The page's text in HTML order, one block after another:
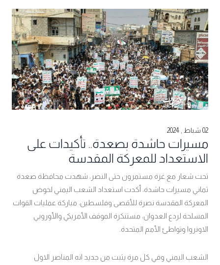
02 شباط , 2024
مسيرات حاشدة بصعدة.. تأكيدات على
الاستعداد للمعركة المقدسة
تحت شعار مع غزة مستمرون حتى النصر، شهدت محافظة صعدة
ثماني مسيرات حاشدة، أكدت استعداد الشعب اليمني لخوض
المعركة المقدسة نصرة للأقصى وفلسطين، مباركة عمليات القوات
المسلحة لردع العدوان، مستنكرة الموقف الأمريكي والأوروبي
الاونروا وتواطئ الأمم المتحدة.
الشعب اليمني وفي كل مرة يثبت من جديد انه المناصر الاول